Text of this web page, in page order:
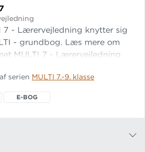
7 - Lærervejledning knytter sig
- grundbog. Læs mere om
MULTI 7 - Lærervejledning
Herefter følger en side-til-
serien MULTI 7.-9. klasse
E-BOG